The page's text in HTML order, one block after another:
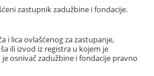
zastupnik zadužbine i fondacije.
i lica ovlašćenog za zastupanje,
ili izvod iz registra u kojem je
osnivač zadužbine i fondacije pravno